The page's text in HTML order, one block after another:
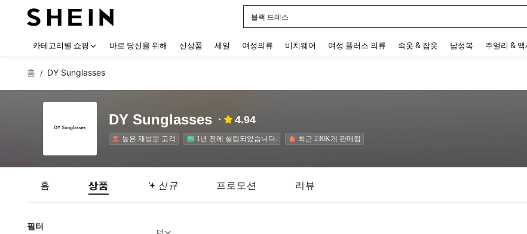
블랙 드레스
카테고리별 쇼핑 바로 당신을 위해 신상품 세일 여성의류 비치웨어 여성 플러스 의류 속옷 & 잠옷 남성복 주얼리 & 액
홈 / DY Sunglasses
DY Sunglasses 4.94
높은 재방문 고객 1년 전에 설립되었습니다. 최근 230K개 판매됨
홈 상품 신규 프로모션 리뷰
필터
더